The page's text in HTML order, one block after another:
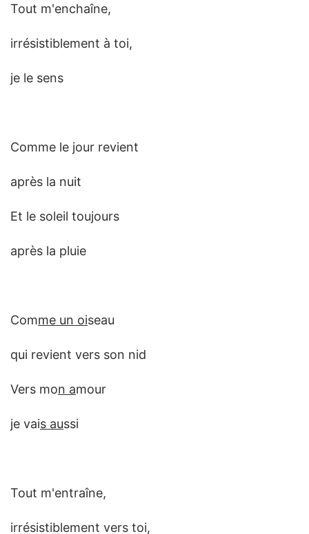
Tout m'enchaîne,
irrésistiblement à toi,
je le sens
Comme le jour revient
après la nuit
Et le soleil toujours
après la pluie
Comme un oiseau
qui revient vers son nid
Vers mon amour
je vais aussi
Tout m'entraîne,
irrésistiblement vers toi,